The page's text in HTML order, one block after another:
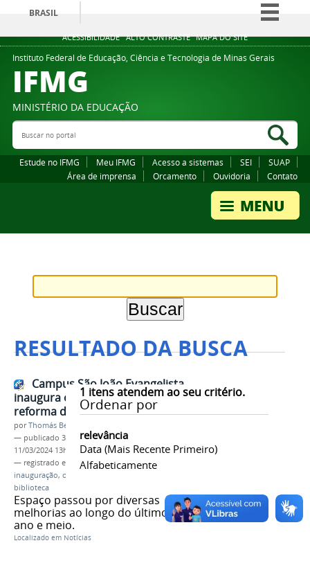
ACESSIBILIDADE ALTO CONTRASTE MAPA DO SITE
BRASIL
Simplifique!
Comunica BR
Legislação
Instituto Federal de Educação, Ciência e Tecnologia de Minas Gerais
IFMG
MINISTÉRIO DA EDUCAÇÃO
Buscar no portal
Estude no IFMG Meu IFMG Acesso a sistemas SEI
SUAP
Área de imprensa
Orcamento Ouvidoria Contato
RESULTADO DA BUSCA
1 itens atendem ao seu critério.
Ordenar por
relevância
Data (mais Recente Primeiro)
Alfabeticamente
Campus São João Evangelista
inaugura obras de ampliação e
reforma da biblioteca
porThomás Bertozzi de Oliveira e Sousa Leão
— publicado 30/06/2022—última modificação
11/03/2024 13h46
— registrado em:
Campus São João Evangelista
inauguração, obras de ampliação
biblioteca
Espaço passou por diversas
melhorias ao longo do último um
ano e meio.
Localizado em Notícias